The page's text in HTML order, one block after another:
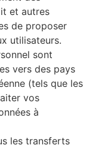
et autres
de proposer
utilisateurs.
sont
vers des pays
(tels que les
vos
à
les transferts